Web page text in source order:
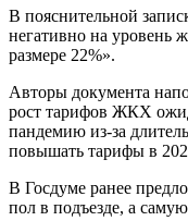
В пояснительной
негативно на уровень
размере 22%».
Авторы документа
рост тарифов ЖКХ
пандемию из-за
повышать тарифы в
В Госдуме ранее
пол в подъезде, а